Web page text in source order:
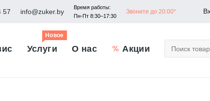
57 info@zuker.by
Время работы:
Пн-Пт 8:30–17:30
Звоните до 20:00*
Услуги
Новое
О нас Акции